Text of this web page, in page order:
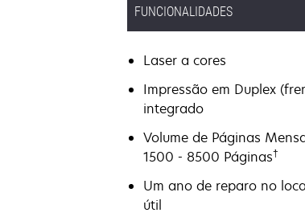
FUNCIONALIDADES
Laser a cores
Impressão em Duplex
integrado
Volume de Páginas
1500 - 8500 Páginas†
Um ano de reparo no
útil